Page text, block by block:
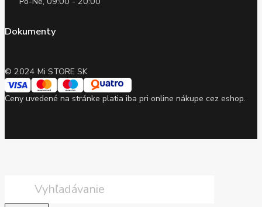
Dokumenty
© 2024 Mi STORE SK
Ceny uvedené na stránke platia iba pri online nákupe cez eshop.